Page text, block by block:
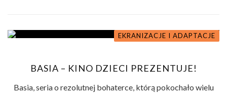
EKRANIZACJE I ADAPTACJE
BASIA – KINO DZIECI PREZENTUJE!
Basia, seria o rezolutnej bohaterce, którą pokochało wielu